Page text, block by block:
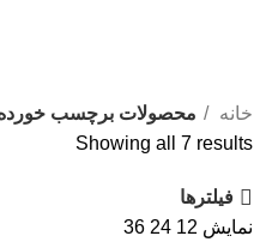
خانه
محصولات برچسب
Showing all 7 results
فیلترها
نمایش 12
24
36